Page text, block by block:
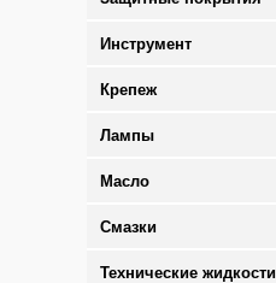
Инструмент
Крепеж
Лампы
Масло
Смазки
Технические жидкости